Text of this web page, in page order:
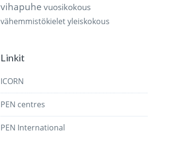
vihapuhe vuosikokous
vähemmistökieletyleiskokous
Linkit
ICORN
PEN centres
PEN International